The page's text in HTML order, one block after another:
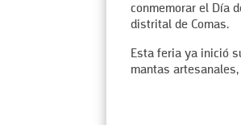
conmemorar el Día
distrital de Comas.
Esta feria ya inició
mantas artesanales,